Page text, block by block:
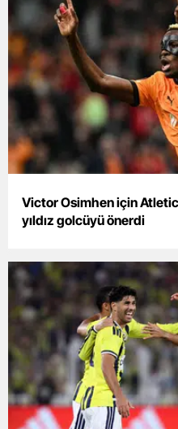
Victor Osimhen için
yıldız golcüyü önerdi